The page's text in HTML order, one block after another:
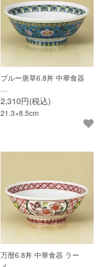
ブルー唐草6.8丼 中華食器
…
2,310円(税込)
21.3×8.5cm
万暦6.8丼 中華食器 ラー